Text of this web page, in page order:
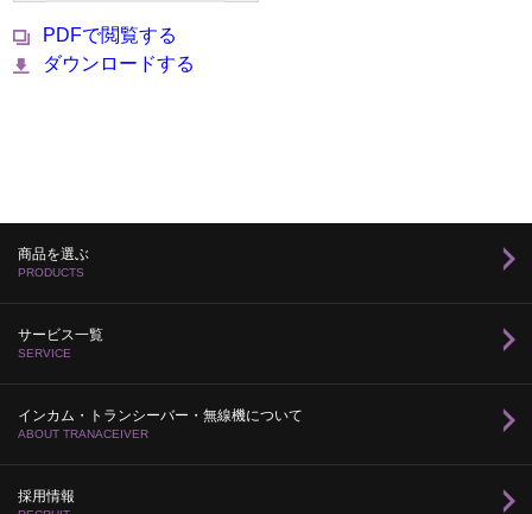
PDFで閲覧する
ダウンロードする
商品を選ぶ
PRODUCTS
サービス一覧
SERVICE
インカム・トランシーバー・無線機について
ABOUT TRANACEIVER
採用情報